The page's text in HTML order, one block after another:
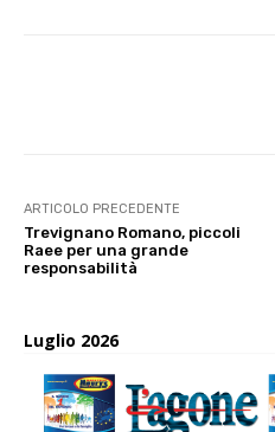
ARTICOLO PRECEDENTE
Trevignano Romano, piccoli
Raee per una grande
responsabilità
Luglio 2026